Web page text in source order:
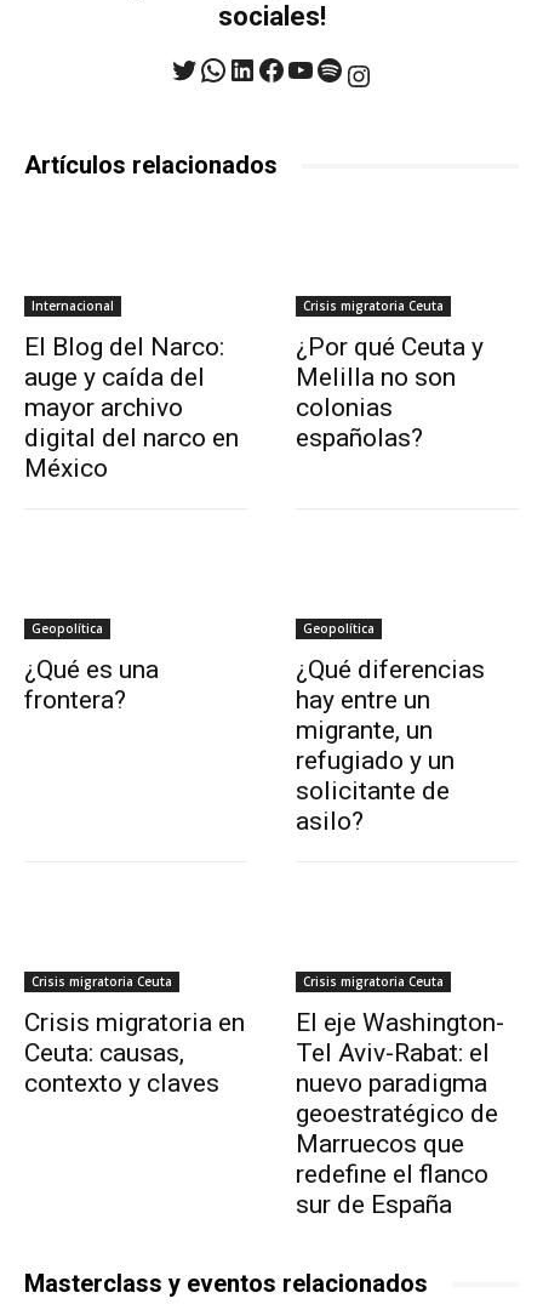
sociales!
Twitter WhatsApp LinkedIn Facebook YouTube Spotify Instagram
Artículos relacionados
Internacional
El Blog del Narco:
auge y caída del
mayor archivo
digital del narco en
México
Crisis migratoria Ceuta
¿Por qué Ceuta y
Melilla no son
colonias
españolas?
Geopolítica
¿Qué es una
frontera?
Geopolítica
¿Qué diferencias
hay entre un
migrante, un
refugiado y un
solicitante de
asilo?
Crisis migratoria Ceuta
Crisis migratoria en
Ceuta: causas,
contexto y claves
Crisis migratoria Ceuta
El eje Washington-
Tel Aviv-Rabat: el
nuevo paradigma
geoestratégico de
Marruecos que
redefine el flanco
sur de España
Masterclass y eventos relacionados